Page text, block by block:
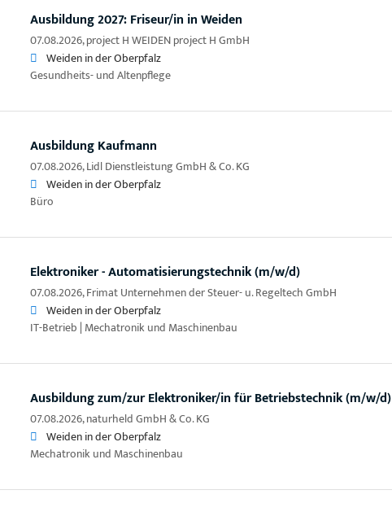
Ausbildung 2027: Friseur/in in Weiden
07.08.2026,project H WEIDEN project H GmbH
Weiden in der Oberpfalz
Gesundheits- und Altenpflege
Ausbildung Kaufmann
07.08.2026,Lidl Dienstleistung GmbH & Co. KG
Weiden in der Oberpfalz
Büro
Elektroniker - Automatisierungstechnik (m/w/d)
07.08.2026,Frimat Unternehmen der Steuer- u. Regeltech GmbH
Weiden in der Oberpfalz
IT-Betrieb | Mechatronik und Maschinenbau
Ausbildung zum/zur Elektroniker/in für Betriebstechnik (m/w/d)
07.08.2026,naturheld GmbH & Co. KG
Weiden in der Oberpfalz
Mechatronik und Maschinenbau